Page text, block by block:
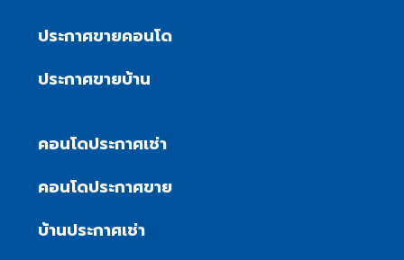
ประกาศขายคอนโด
ประกาศขายบ้าน
คอนโดประกาศเช่า
คอนโดประกาศขาย
บ้านประกาศเช่า